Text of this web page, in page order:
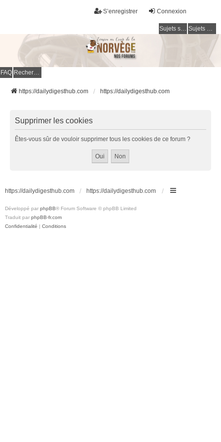
Connexion
S’enregistrer
Sujets sans réponse Sujets actifs
FAQ Rechercher
https://dailydigesthub.com https://dailydigesthub.com
Supprimer les cookies
Êtes-vous sûr de vouloir supprimer tous les cookies de ce forum ?
https://dailydigesthub.com https://dailydigesthub.com
Développé par phpBB® Forum Software © phpBB Limited
Traduit par phpBB-fr.com
Confidentialité | Conditions